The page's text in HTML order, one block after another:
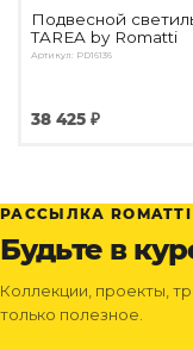
Подвесной
TAREA by Romatti
Артикул: PD16136
38 425 ₽
РАССЫЛКА ROMATTI
Будьте в
Коллекции, проекты,
только полезное.